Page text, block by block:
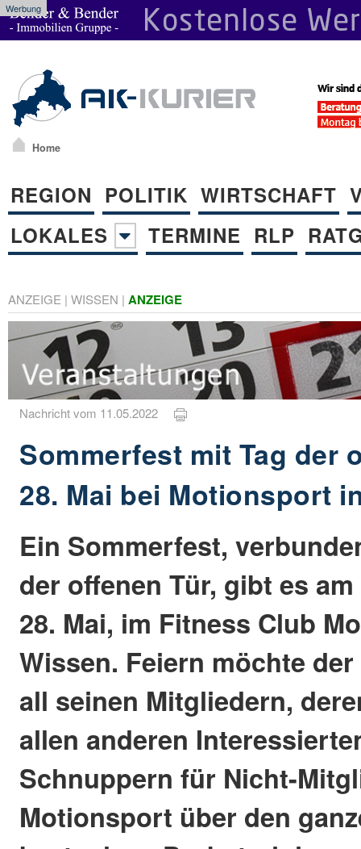
Werbung
Home
REGION POLITIK WIRTSCHAFT
LOKALES
TERMINE RLP
ANZEIGE | WISSEN | ANZEIGE
Nachricht vom 11.05.2022
Sommerfest mit Tag der
28. Mai bei Motionsport
Ein Sommerfest,
der offenen Tür, gibt es
28. Mai, im Fitness Club
Wissen. Feiern möchte
all seinen Mitgliedern,
allen anderen
Schnuppern für Nicht-
Motionsport über den